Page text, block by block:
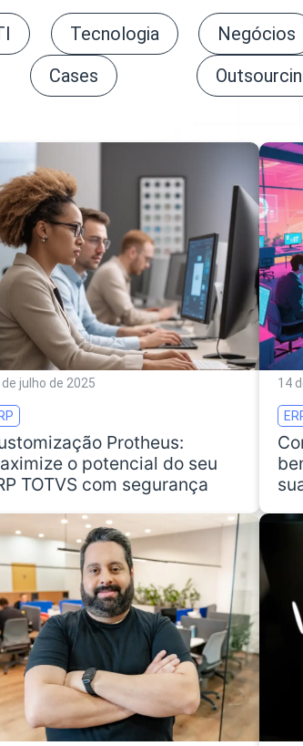
Tecnologia Negócios
Cases
de julho de 2025
Protheus:
o potencial do seu
TOTVS com segurança
14